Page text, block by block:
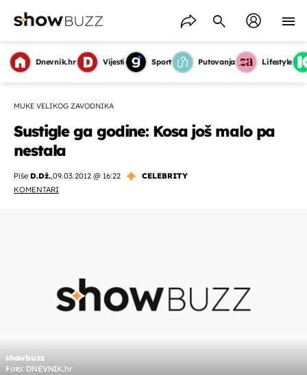
Dnevnik.hr Vijesti Sport Putovanja Lifestyle
MUKE VELIKOG ZAVODNIKA
Sustigle ga godine: Kosa još malo pa
nestala
Piše D.Dž.,09.03.2012 @ 16:22
CELEBRITY
KOMENTARI
showbuzz
Foto: DNEVNIK.hr